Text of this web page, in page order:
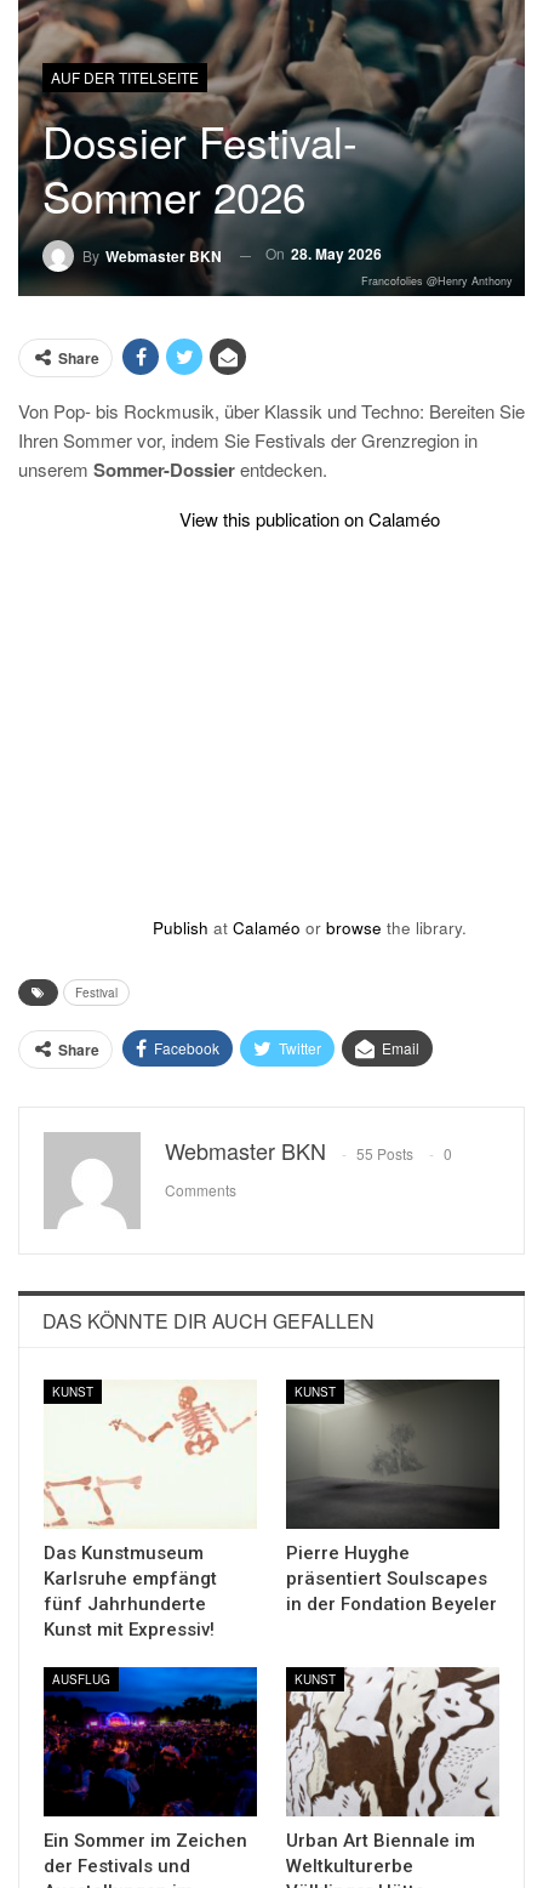
AUF DER TITELSEITE
Dossier Festival-
Sommer 2026
By Webmaster BKN On 28. May 2026
Francofolies @Henry Anthony
Share
Von Pop- bis Rockmusik, über Klassik und Techno: Bereiten Sie
Ihren Sommer vor, indem Sie Festivals der Grenzregion in
unserem Sommer-Dossierentdecken.
View this publication on Calaméo
Publish at Calaméo or browse the library.
Festival
Share Facebook Twitter Email
Webmaster BKN 55 Posts
0
Comments
DAS KÖNNTE DIR AUCH GEFALLEN
KUNST
Das Kunstmuseum
Karlsruhe empfängt
fünf Jahrhunderte
Kunst mit Expressiv!
KUNST
Pierre Huyghe
präsentiert Soulscapes
in der Fondation Beyeler
AUSFLUG
Ein Sommer im Zeichen
der Festivals und
KUNST
Urban Art Biennale im
Weltkulturerbe